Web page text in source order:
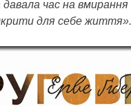
час на
для себе життя».